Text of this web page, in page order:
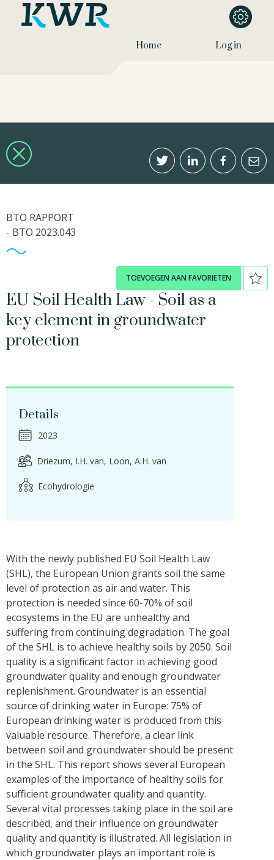
Home Log in
BTO RAPPORT
- BTO 2023.043
TOEVOEGEN AAN FAVORIETEN
EU Soil Health Law - Soil as a
key element in groundwater
protection
Details
2023
Driezum, I.H. van Loon, A.H. van
Ecohydrologie
With the newly published EU Soil Health Law
(SHL), the European Union grants soil the same
level of protection as air and water. This
protection is needed since 60-70% of soil
ecosystems in the EU are unhealthy and
suffering from continuing degradation. The goal
of the SHL is to achieve healthy soils by 2050. Soil
quality is a significant factor in achieving good
groundwater quality and enough groundwater
replenishment. Groundwater is an essential
source of drinking water in Europe: 75% of
European drinking water is produced from this
valuable resource. Therefore, a clear link
between soil and groundwater should be present
in the SHL. This report shows several European
examples of the importance of healthy soils for
sufficient groundwater quality and quantity.
Several vital processes taking place in the soil are
described, and their influence on groundwater
quality and quantity is illustrated. All legislation in
which groundwater plays an important role is